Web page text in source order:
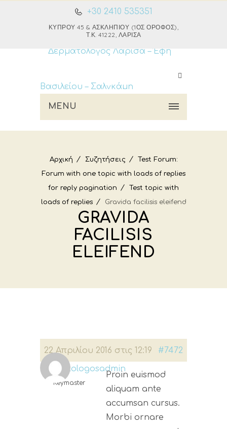
+30 2410 535351
ΚΎΠΡΟΥ 45 & ΑΣΚΛΗΠΙΟΎ (1ΟΣ ΌΡΟΦΟΣ),
Τ.Κ. 41222, ΛΆΡΙΣΑ
MENU
Αρχική Συζητήσεις
Test Forum:
Forum with one topic with loads of replies
for reply pagination
Test topic with
loads of replies
Gravida facilisis eleifend
GRAVIDA
FACILISIS
ELEIFEND
22 Απριλίου 2016 στις 12:19
#7472
dermatologosadmin
Keymaster
Proin euismod
aliquam ante
accumsan cursus.
Morbi ornare